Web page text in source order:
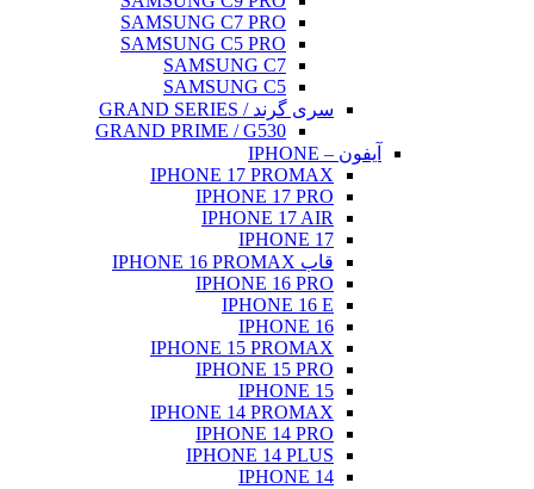
SAMSUNG C7 PRO
SAMSUNG C5 PRO
SAMSUNG C7
SAMSUNG C5
سری گرند / GRAND SERIES
GRAND PRIME / G530
آیفون – IPHONE
IPHONE 17 PROMAX
IPHONE 17 PRO
IPHONE 17 AIR
IPHONE 17
قاب IPHONE 16 PROMAX
IPHONE 16 PRO
IPHONE 16 E
IPHONE 16
IPHONE 15 PROMAX
IPHONE 15 PRO
IPHONE 15
IPHONE 14 PROMAX
IPHONE 14 PRO
IPHONE 14 PLUS
IPHONE 14